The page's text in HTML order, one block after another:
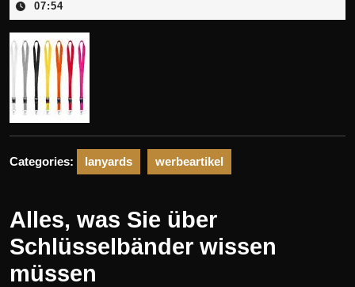
2025
07:54
Categories: lanyards werbeartikel
Alles, was Sie über
Schlüsselbänder wissen
müssen